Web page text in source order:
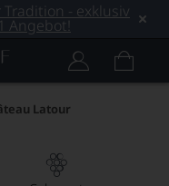
- exklusiv
Angebot!
Latour